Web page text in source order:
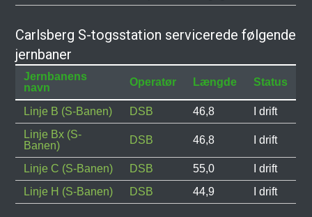
Carlsberg S-togsstation servicerede følgende
jernbaner
Jernbanens
navn
Operatør Længde Status
Linje B (S-Banen) DSB 46,8
I drift
Linje Bx (S-
Banen)
DSB 46,8 I drift
Linje C (S-Banen) DSB 55,0
I drift
Linje H (S-Banen)
DSB 44,9 I drift